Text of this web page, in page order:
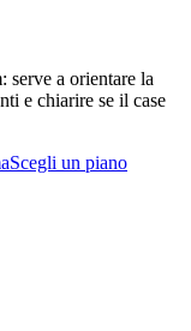
serve a orientare la
e chiarire se il case
Scegli un piano